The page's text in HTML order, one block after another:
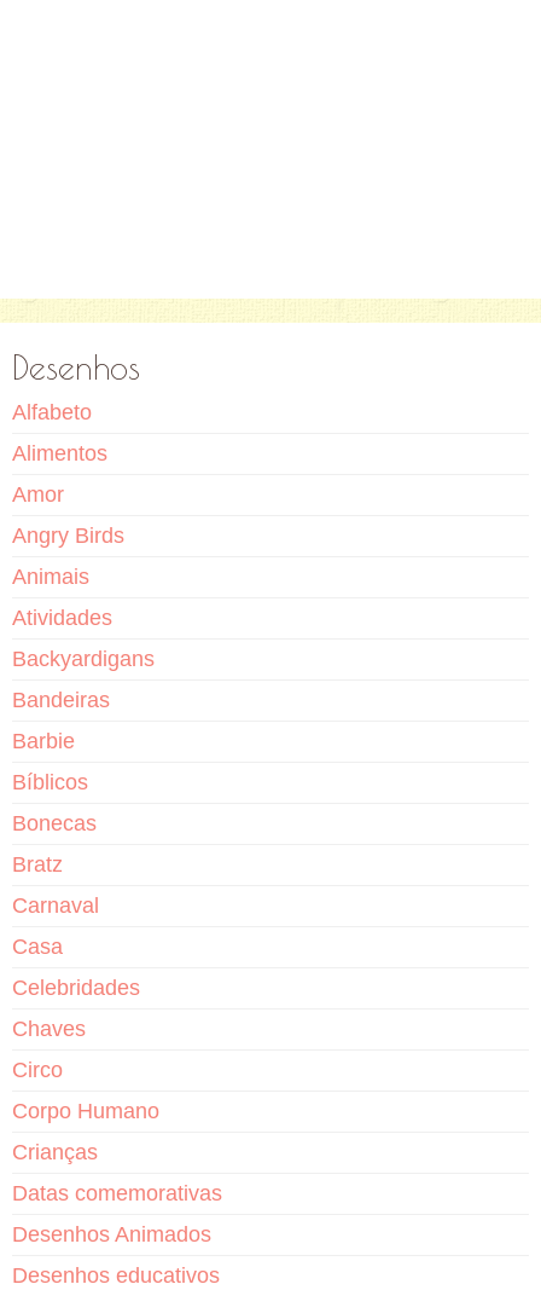
Desenhos
Alfabeto
Alimentos
Amor
Angry Birds
Animais
Atividades
Backyardigans
Bandeiras
Barbie
Bíblicos
Bonecas
Bratz
Carnaval
Casa
Celebridades
Chaves
Circo
Corpo Humano
Crianças
Datas comemorativas
Desenhos Animados
Desenhos educativos